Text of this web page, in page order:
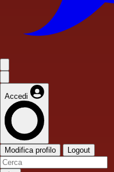
Accedi
Modifica profilo Logout